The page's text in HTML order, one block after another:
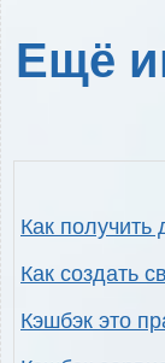
Ещё
Как получить
Как создать
Кэшбэк это